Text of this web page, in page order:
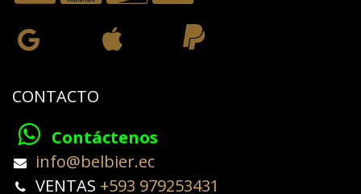
CONTACTO
Contáctenos
​info@belbier.ec​
​​​​​​VENTAS +593 979253431